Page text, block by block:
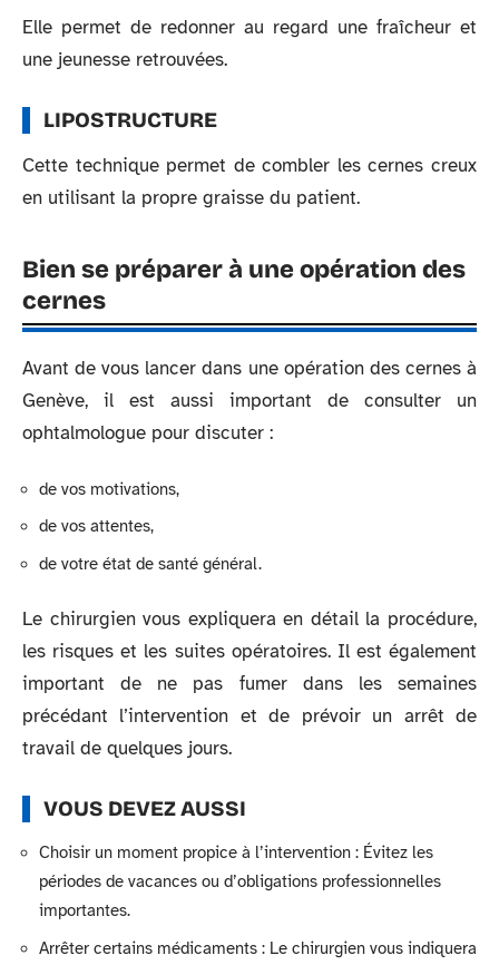
Elle permet de redonner au regard une fraîcheur et
une jeunesse retrouvées.
LIPOSTRUCTURE
Cette technique permet de combler les cernes creux
en utilisant la propre graisse du patient.
Bien se préparer à une opération des
cernes
Avant de vous lancer dans une opération des cernes à
Genève, il est aussi important de consulter un
ophtalmologue pour discuter :
de vos motivations,
de vos attentes,
de votre état de santé général.
Le chirurgien vous expliquera en détail la procédure,
les risques et les suites opératoires. Il est également
important de ne pas fumer dans les semaines
précédant l’intervention et de prévoir un arrêt de
travail de quelques jours.
VOUS DEVEZ AUSSI
Choisir un moment propice à l’intervention : Évitez les
périodes de vacances ou d’obligations professionnelles
importantes.
Arrêter certains médicaments : Le chirurgien vous indiquera